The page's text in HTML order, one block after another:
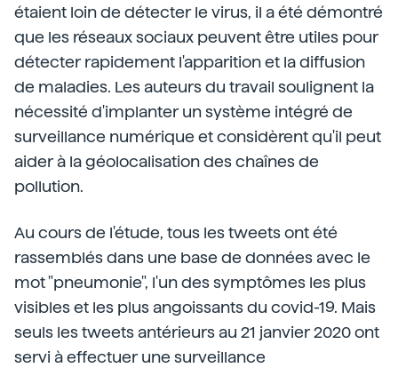
étaient loin de détecter le virus, il a été démontré
que les réseaux sociaux peuvent être utiles pour
détecter rapidement l'apparition et la diffusion
de maladies. Les auteurs du travail soulignent la
nécessité d'implanter un système intégré de
surveillance numérique et considèrent qu'il peut
aider à la géolocalisation des chaînes de
pollution.
Au cours de l'étude, tous les tweets ont été
rassemblés dans une base de données avec le
mot "pneumonie", l'un des symptômes les plus
visibles et les plus angoissants du covid-19. Mais
seuls les tweets antérieurs au 21 janvier 2020 ont
servi à effectuer une surveillance